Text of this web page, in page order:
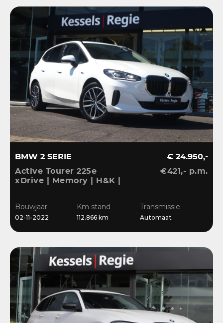
BMW 2 SERIE
Active Tourer 225e
xDrive | Memory | H&K |
| Blis | 18”
€ 24.950,-
€421,- p.m.
Bouwjaar
02-11-2022
Km stand
112.866 km
Transmissie
Automaat